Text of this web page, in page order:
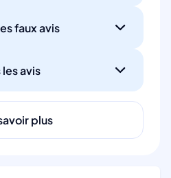
faux avis
avis
plus